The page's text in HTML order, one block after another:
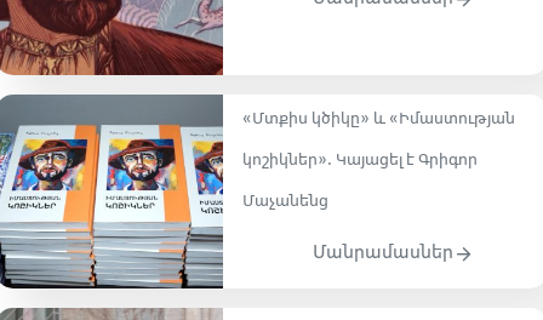
«Մտքիս կծիկը» և «Իմաստության
կոշիկներ». Կայացել է Գրիգոր
Մաչանենց
Մանրամասներ